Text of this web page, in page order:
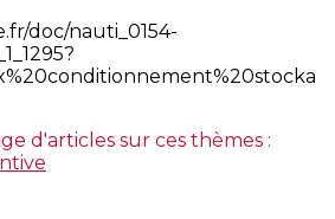
doc/nauti_0154-
d'articles sur ces thèmes :